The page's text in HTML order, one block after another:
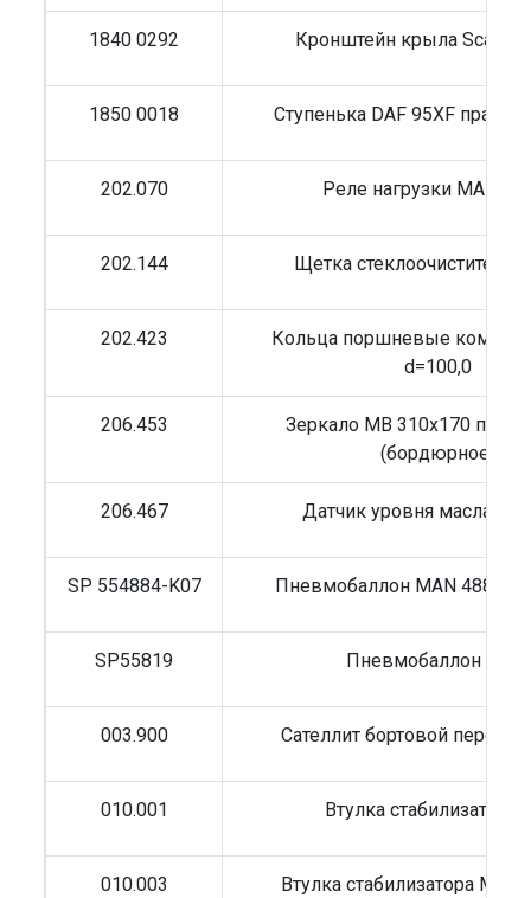
1840 0292 Кронштейн крыла Scania
1850 0018 Ступенька DAF 95XF правая
202.070 Реле нагрузки MAN/
202.144 Щетка стеклоочистителя
202.423
Кольца поршневые
d=100,0
206.453
Зеркало MB 310x170
(бордюрное)
206.467 Датчик уровня масла
SP 554884-K07 Пневмобаллон MAN 4884N
SP55819 Пневмобаллон 819N
003.900 Сателлит бортовой
010.001 Втулка стабилизатора
010.003 Втулка стабилизатора MB